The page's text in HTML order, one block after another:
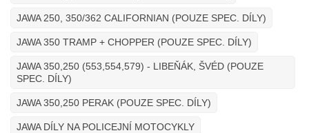
JAWA 250, 350/362 CALIFORNIAN (POUZE SPEC. DÍLY)
JAWA 350 TRAMP + CHOPPER (POUZE SPEC. DÍLY)
JAWA 350,250 (553,554,579) - LIBEŇÁK, ŠVÉD (POUZE
SPEC. DÍLY)
JAWA 350,250 PERAK (POUZE SPEC. DÍLY)
JAWA DÍLY NA POLICEJNÍ MOTOCYKLY